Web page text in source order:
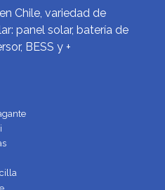
Chile, variedad de
panel solar, batería de
BESS y +